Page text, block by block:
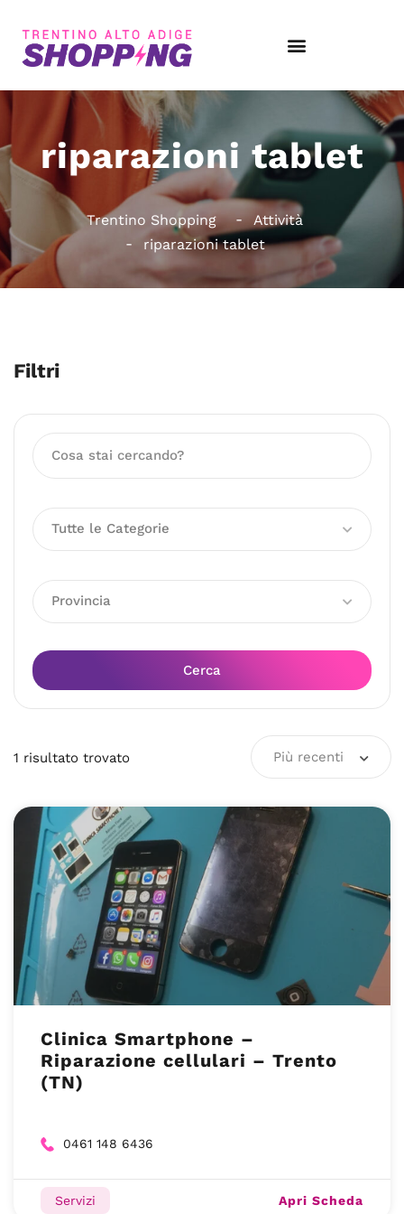
riparazioni tablet
Trentino Shopping
Attività
riparazioni tablet
Filtri
Tutte le Categorie
Provincia
Cerca
1 risultato trovato Più recenti
Clinica Smartphone –
Riparazione cellulari – Trento
(TN)
0461 148 6436
Servizi Apri Scheda